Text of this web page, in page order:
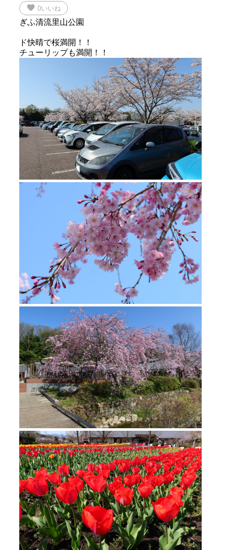
favorite 0いいね
ぎふ清流里山公園
ド快晴で桜満開！！
チューリップも満開！！